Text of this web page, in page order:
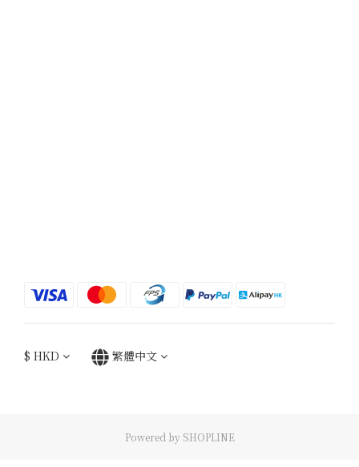
$ HKD 繁體中文
Powered by SHOPLINE